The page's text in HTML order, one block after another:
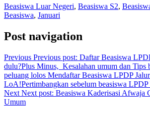
Beasiswa Luar Negeri, Beasiswa S2,
Beasiswa, Januari
Post navigation
Previous Previous post: Daftar Beasiswa
dulu?Plus Minus, Kesalahan umum dan Tips
peluang lolos Mendaftar Beasiswa LPDP
LoA!Pertimbangkan sebelum beasiswa LPDP
Next Next post: Beasiswa Kaderisasi Afwaja
Umum